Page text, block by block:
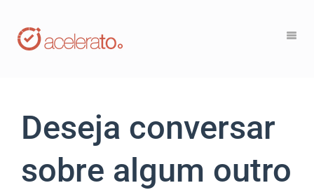
Deseja conversar
sobre algum outro